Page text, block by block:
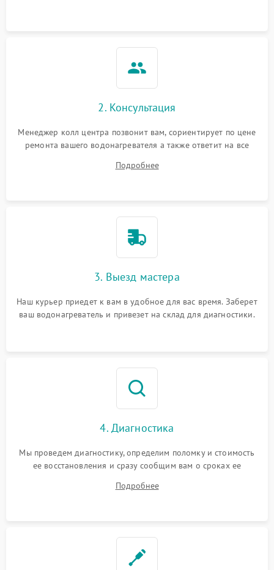
2. Консультация
Менеджер колл центра позвонит вам, сориентирует по цене
ремонта вашего водонагревателя а также ответит на все
Подробнее
3. Выезд мастера
Наш курьер приедет к вам в удобное для вас время. Заберет
ваш водонагреватель и привезет на склад для диагностики.
4. Диагностика
Мы проведем диагностику, определим поломку и стоимость
ее восстановления и сразу сообщим вам о сроках ее
Подробнее